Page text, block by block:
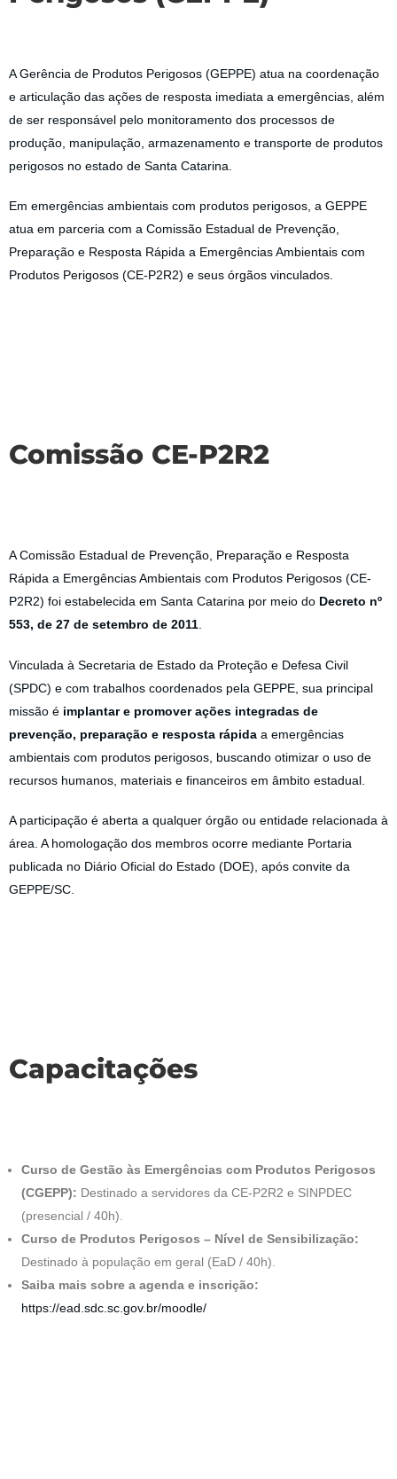
A Gerência de Produtos Perigosos (GEPPE) atua na coordenação
e articulação das ações de resposta imediata a emergências, além
de ser responsável pelo monitoramento dos processos de
produção, manipulação, armazenamento e transporte de produtos
perigosos no estado de Santa Catarina.
Em emergências ambientais com produtos perigosos, a GEPPE
atua em parceria com a Comissão Estadual de Prevenção,
Preparação e Resposta Rápida a Emergências Ambientais com
Produtos Perigosos (CE-P2R2) e seus órgãos vinculados.
Comissão CE-P2R2
A Comissão Estadual de Prevenção, Preparação e Resposta
Rápida a Emergências Ambientais com Produtos Perigosos (CE-
P2R2) foi estabelecida em Santa Catarina por meio do Decreto nº
553, de 27 de setembro de 2011.
Vinculada à Secretaria de Estado da Proteção e Defesa Civil
(SPDC) e com trabalhos coordenados pela GEPPE, sua principal
missão é implantar e promover ações integradas de
prevenção, preparação e resposta rápida a emergências
ambientais com produtos perigosos, buscando otimizar o uso de
recursos humanos, materiais e financeiros em âmbito estadual.
A participação é aberta a qualquer órgão ou entidade relacionada à
área. A homologação dos membros ocorre mediante Portaria
publicada no Diário Oficial do Estado (DOE), após convite da
GEPPE/SC.
Capacitações
Curso de Gestão às Emergências com Produtos Perigosos
(CGEPP): Destinado a servidores da CE-P2R2 e SINPDEC
(presencial / 40h).
Curso de Produtos Perigosos – Nível de Sensibilização:
Destinado à população em geral (EaD / 40h).
Saiba mais sobre a agenda e inscrição:
https://ead.sdc.sc.gov.br/moodle/